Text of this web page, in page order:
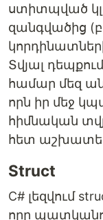
ստիտպված
զանգվածից
Տվյալ
համար մեզ
որն իր մեջ
հիմնական
հետ
Struct
C# լեզվում
որը